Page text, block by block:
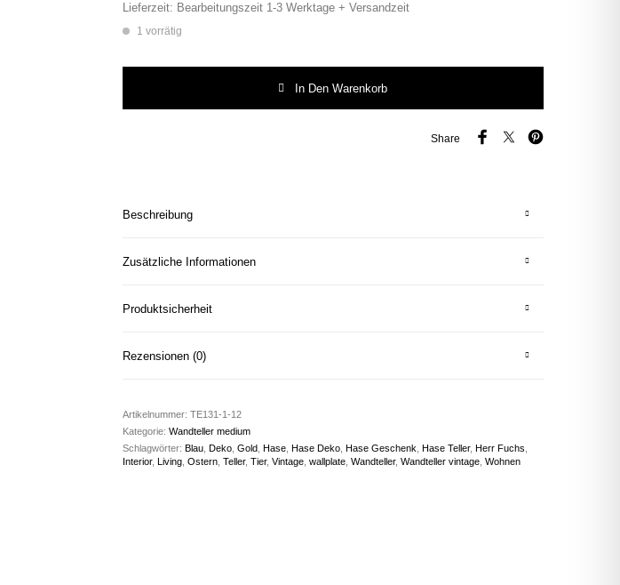
Lieferzeit: Bearbeitungszeit 1-3 Werktage + Versandzeit
1 vorrätig
In Den Warenkorb
Share
Beschreibung
Zusätzliche Informationen
Produktsicherheit
Rezensionen (0)
Artikelnummer: TE131-1-12
Kategorie: Wandteller medium
Schlagwörter: Blau, Deko, Gold, Hase, Hase Deko, Hase Geschenk Hase Teller, Herr Fuchs
Interior, Living, Ostern, Teller, Tier, Vintage, wallplate, Wandteller, Wandteller vintage, Wohnen